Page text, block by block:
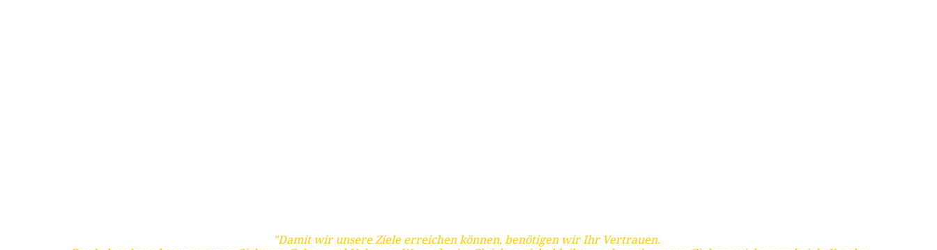
"Damit wir unsere Ziele erreichen können, benötigen wir Ihr Vertrauen.